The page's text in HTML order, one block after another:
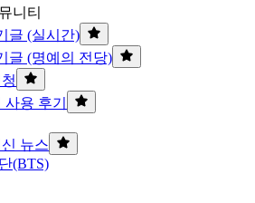
니티
글 (실시간)
글 (명예의 전당)
용 후기
뉴스
(BTS)